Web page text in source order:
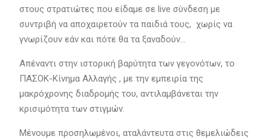
στους στρατιώτες που είδαμε σε live σύνδεση με
συντριβή να αποχαιρετούν τα παιδιά τους, χωρίς να
γνωρίζουν εάν και πότε θα τα ξαναδούν…
Απέναντι στην ιστορική βαρύτητα των γεγονότων, το
ΠΑΣΟΚ-Κίνημα Αλλαγής , με την εμπειρία της
μακρόχρονης διαδρομής του, αντιλαμβάνεται την
κρισιμότητα των στιγμών.
Μένουμε προσηλωμένοι, αταλάντευτα στις θεμελιώδεις